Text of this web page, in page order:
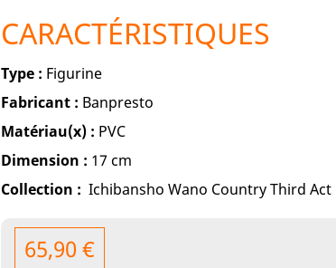
CARACTÉRISTIQUES
Type : Figurine
Fabricant : Banpresto
Matériau(x) : PVC
Dimension : 17 cm
Collection : Ichibansho Wano Country Third Act
65,90 €